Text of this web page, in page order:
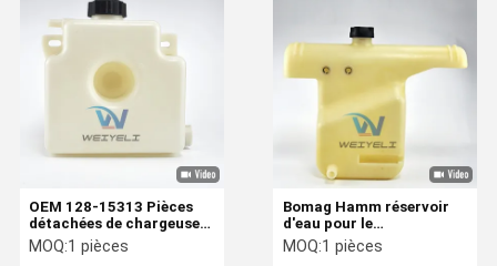
Bomag Hamm réservoir
d'eau pour le
condensateur de
compensation 05903297
MOQ:1 pièces
OEM 128-15313 Pièces
détachées de chargeuse
de pelle pour réservoir
d'eau d'expansion pour
MOQ:1 pièces